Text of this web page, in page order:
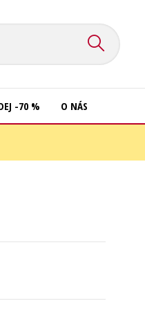
-70 % O NÁS